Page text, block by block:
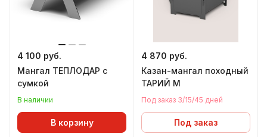
4 100 руб.
Мангал ТЕПЛОДАР с
сумкой
В наличии
В корзину
4 870 руб.
Казан-мангал походный
ТАРИЙ М
Под заказ 3/15/45 дней
Под заказ